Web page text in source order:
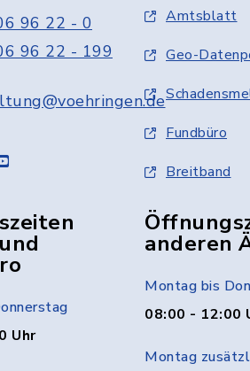
96 22 - 0
96 22 - 199
youtube
Amtsblatt
Geo-
Fundbüro
Breitband
Uhr
anderen
Montag bis
08:00 - 12:00
Montag